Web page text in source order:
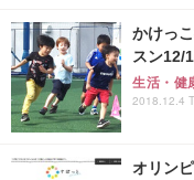
かけっ
スン12/
生活・健
2018.12.4
オリン